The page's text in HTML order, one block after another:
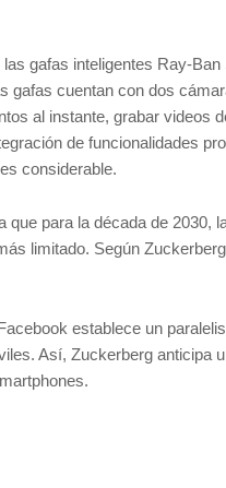
gafas inteligentes Ray-
gafas cuentan con dos
al instante, grabar videos
de funcionalidades
considerable.
que para la década de 2030,
limitado. Según
establece un
Así, Zuckerberg anticipa